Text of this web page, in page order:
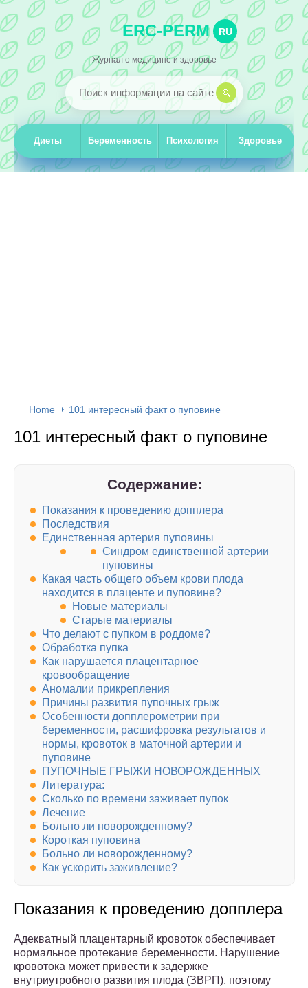
ERC-PERM RU
Журнал о медицине и здоровье
Диеты Беременность Психология Здоровье
Home 101 интересный факт о пуповине
101 интересный факт о пуповине
Содержание:
Показания к проведению допплера
Последствия
Единственная артерия пуповины
Синдром единственной артерии
пуповины
Какая часть общего объем крови плода
находится в плаценте и пуповине?
Новые материалы
Старые материалы
Что делают с пупком в роддоме?
Обработка пупка
Как нарушается плацентарное
кровообращение
Аномалии прикрепления
Причины развития пупочных грыж
Особенности допплерометрии при
беременности, расшифровка результатов и
нормы, кровоток в маточной артерии и
пуповине
ПУПОЧНЫЕ ГРЫЖИ НОВОРОЖДЕННЫХ
Литература:
Сколько по времени заживает пупок
Лечение
Больно ли новорожденному?
Короткая пуповина
Больно ли новорожденному?
Как ускорить заживление?
Показания к проведению допплера
Адекватный плацентарный кровоток обеспечивает
нормальное протекание беременности. Нарушение
кровотока может привести к задержке
внутриутробного развития плода (ЗВРП), поэтому